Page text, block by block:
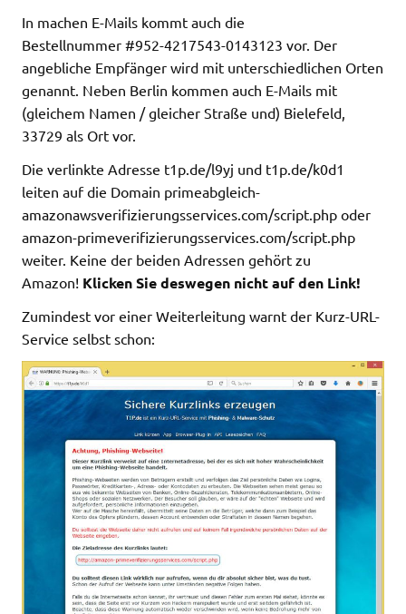
In machen E-Mails kommt auch die
Bestellnummer #952-4217543-0143123 vor. Der
angebliche Empfänger wird mit unterschiedlichen Orten
genannt. Neben Berlin kommen auch E-Mails mit
(gleichem Namen / gleicher Straße und) Bielefeld,
33729 als Ort vor.
Die verlinkte Adresse t1p.de/l9yj und t1p.de/k0d1
leiten auf die Domain primeabgleich-
amazonawsverifizierungsservices.com/script.php oder
amazon-primeverifizierungsservices.com/script.php
weiter. Keine der beiden Adressen gehört zu
Amazon! Klicken Sie deswegen nicht auf den Link!
Zumindest vor einer Weiterleitung warnt der Kurz-URL-
Service selbst schon: